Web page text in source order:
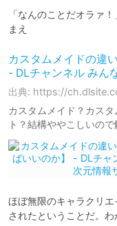
「なんのことだオラァ
まえ
カスタムメイドの違
- DLチャンネル みん
出典: https://
カスタムメイド？カス
ト？結構ややこしいので
ほぼ無限のキャラクリ